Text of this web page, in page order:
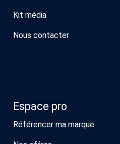
Kit média
Nous contacter
Espace pro
Référencer ma marque